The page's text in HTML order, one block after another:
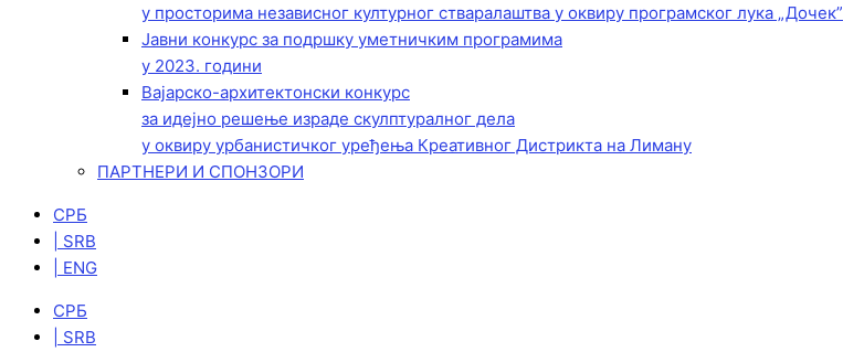
у просторима независног културног стваралаштва у оквиру програмског лука „Дочек”
Јавни конкурс за подршку уметничким програмима
у 2023. години
Вајарско-архитектонски конкурс
за идејно решење израде скулптуралног дела
у оквиру урбанистичког уређења Креативног Дистрикта на Лиману
ПАРТНЕРИ И СПОНЗОРИ
СРБ
| SRB
| ENG
СРБ
| SRB